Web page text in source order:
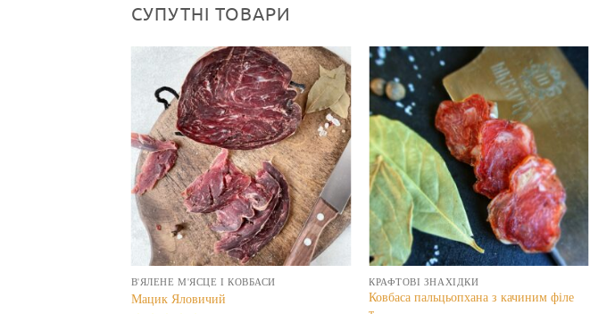
СУПУТНІ ТОВАРИ
В'ЯЛЕНЕ М'ЯСЦЕ І КОВБАСИ
Мацик Яловичий
КРАФТОВІ ЗНАХІДКИ
Ковбаса пальцьопхана з качиним філе